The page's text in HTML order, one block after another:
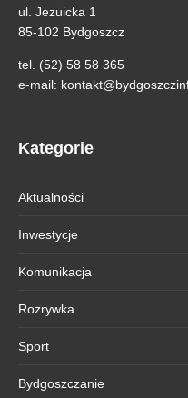
ul. Jezuicka 1
85-102 Bydgoszcz
tel. (52) 58 58 365
e-mail:
Kategorie
Aktualności
Inwestycje
Komunikacja
Rozrywka
Sport
Bydgoszczanie